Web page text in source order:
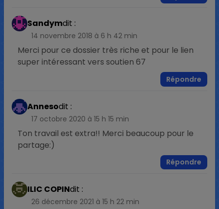
Sandymdit :
14 novembre 2018 à 6 h 42 min
Merci pour ce dossier très riche et pour le lien
super intéressant vers soutien 67
Répondre
Annesodit :
17 octobre 2020 à 15 h 15 min
Ton travail est extra!! Merci beaucoup pour le
partage:)
Répondre
ILIC COPINdit :
26 décembre 2021 à 15 h 22 min